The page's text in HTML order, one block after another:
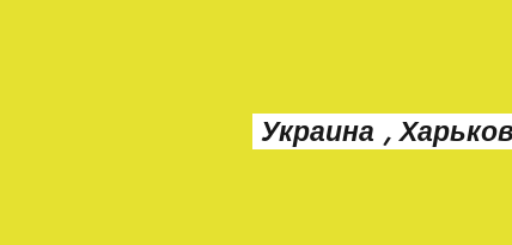
Украина ,